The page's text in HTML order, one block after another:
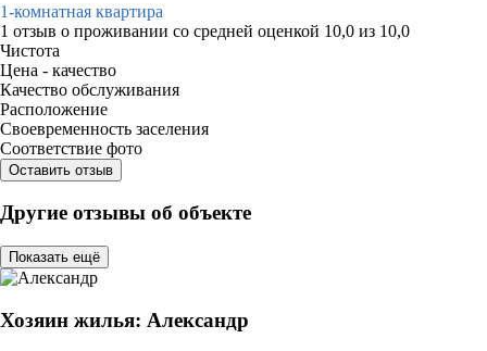
1-комнатная квартира
1 отзыв о проживании со средней оценкой 10,0 из 10,0
Чистота
Цена - качество
Качество обслуживания
Расположение
Своевременность заселения
Соответствие фото
Оставить отзыв
Другие отзывы об объекте
Показать ещё
Хозяин жилья: Александр